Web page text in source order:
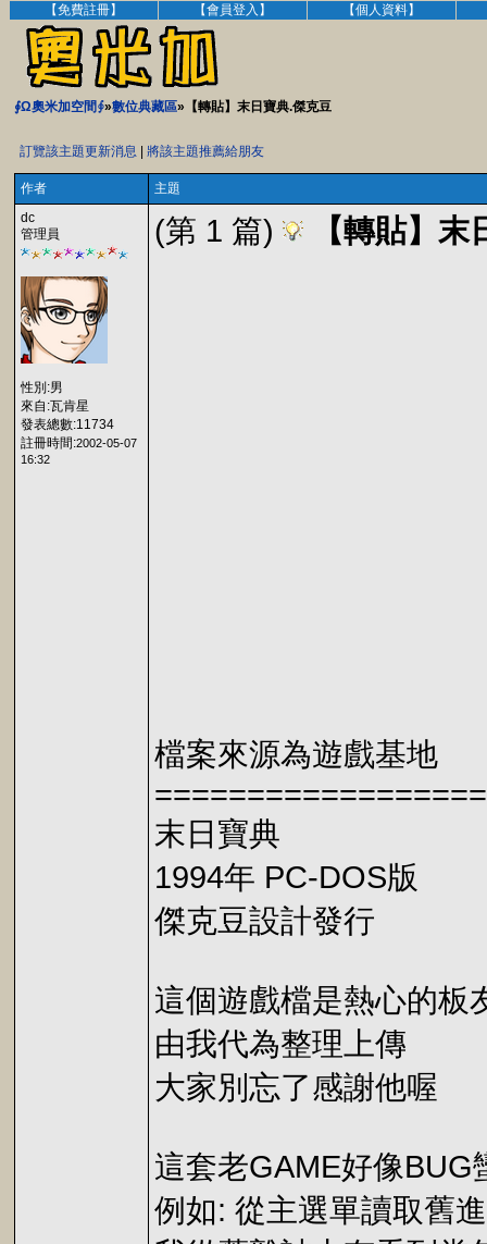
【免費註冊】 【會員登入】 【個人資料】
∮Ω奧米加空間∮»數位典藏區»【轉貼】末日寶典.傑克豆
訂覽該主題更新消息 將該主題推薦給朋友
作者
主題
dc
管理員
性別:男
來自:瓦肯星
發表總數:11734
註冊時間:2002-05-07
16:32
(第 1 篇) 【轉貼】
檔案來源為遊戲基地
末日寶典
1994年 PC-DOS版
傑克豆設計發行
這個遊戲檔是熱心的板
由我代為整理上傳
大家別忘了感謝他喔
這套老GAME好像BUG
例如: 從主選單讀取舊